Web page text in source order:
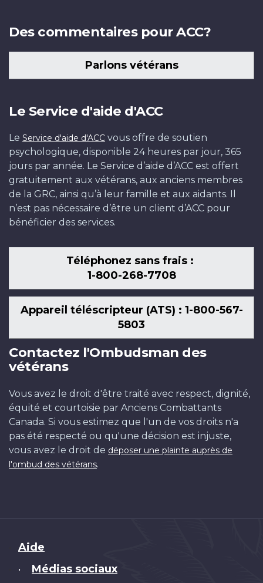
Des commentaires pour ACC?
Parlons vétérans
Le Service d'aide d'ACC
Le Service d'aide d'ACC vous offre de soutien
psychologique, disponible 24 heures par jour, 365
jours par année. Le Service d’aide d’ACC est offert
gratuitement aux vétérans, aux anciens membres
de la GRC, ainsi qu’à leur famille et aux aidants. Il
n’est pas nécessaire d’être un client d’ACC pour
bénéficier des services.
Téléphonez sans frais :
1-800-268-7708
Appareil téléscripteur (ATS) : 1-800-567-
5803
Contactez l'Ombudsman des
vétérans
Vous avez le droit d'être traité avec respect, dignité,
équité et courtoisie par Anciens Combattants
Canada. Si vous estimez que l'un de vos droits n'a
pas été respecté ou qu'une décision est injuste,
vous avez le droit de déposer une plainte auprès de
l'ombud des vétérans.
Brand
Aide
• Médias sociaux